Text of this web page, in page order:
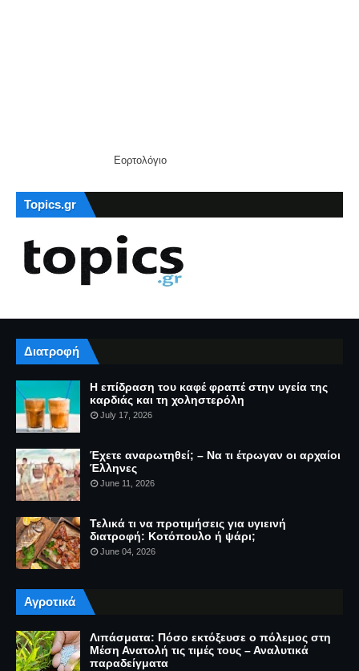
Εορτολόγιο
Topics.gr
Διατροφή
Η επίδραση του καφέ φραπέ στην υγεία της
καρδιάς και τη χοληστερόλη
July 17, 2026
Έχετε αναρωτηθεί; – Να τι έτρωγαν οι αρχαίοι
Έλληνες
June 11, 2026
Τελικά τι να προτιμήσεις για υγιεινή
διατροφή: Κοτόπουλο ή ψάρι;
June 04, 2026
Αγροτικά
Λιπάσματα: Πόσο εκτόξευσε ο πόλεμος στη
Μέση Ανατολή τις τιμές τους – Αναλυτικά
παραδείγματα